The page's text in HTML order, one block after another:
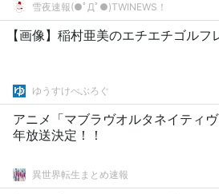
雪夜速報(●ﾟДﾟ●)TWINEWS！
【画像】稲村亜美のエチエチゴルフ
ゆうすけべぶろぐ
アニメ「マブラヴオルタネイティ
年放送決定！！
異世界転生まとめ速報